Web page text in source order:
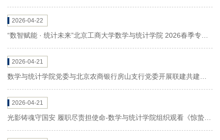
2026-04-22
“数智赋能 · 统计未来”北京工商大学数学与统计学院 2026春季专场
2026-04-21
数学与统计学院党委与北京农商银行房山支行党委开展联建共建交
2026-04-21
光影铸魂守国安 履职尽责担使命-数学与统计学院组织观看《惊蛰无